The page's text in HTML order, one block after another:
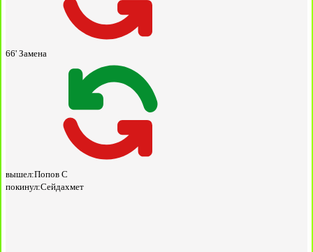
66' Замена
вышел:Попов С
покинул:Сейдахмет